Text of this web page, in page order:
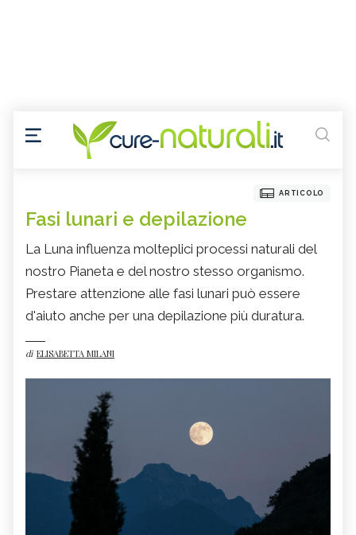
ARTICOLO
Fasi lunari e depilazione
La Luna influenza molteplici processi naturali del
nostro Pianeta e del nostro stesso organismo.
Prestare attenzione alle fasi lunari può essere
d'aiuto anche per una depilazione più duratura.
di ELISABETTA MILANI